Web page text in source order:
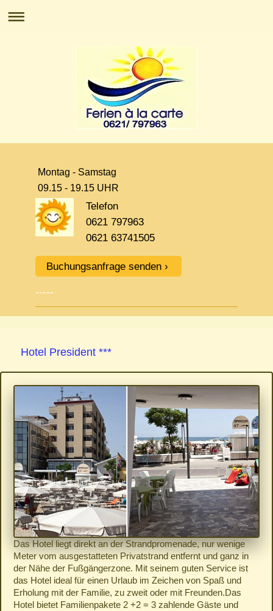
Montag - Samstag
09.15 - 19.15 UHR
Telefon
0621 797963
0621 63741505
Buchungsanfrage senden
-----
Hotel President ***
Das Hotel liegt direkt an der Strandpromenade, nur wenige
Meter vom ausgestatteten Privatstrand entfernt und ganz in
der Nähe der Fußgängerzone. Mit seinem guten Service ist
das Hotel ideal für einen Urlaub im Zeichen von Spaß und
Erholung mit der Familie, zu zweit oder mit Freunden.Das
Hotel bietet Familienpakete 2 +2 = 3 zahlende Gäste und